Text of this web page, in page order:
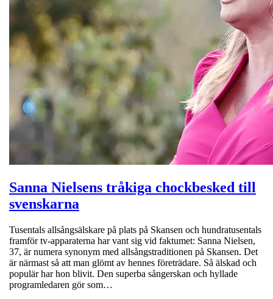
Sanna Nielsens tråkiga chockbesked till
svenskarna
Tusentals allsångsälskare på plats på Skansen och hundratusentals
framför tv-apparaterna har vant sig vid faktumet: Sanna Nielsen,
37, är numera synonym med allsångstraditionen på Skansen. Det
är närmast så att man glömt av hennes företrädare. Så älskad och
populär har hon blivit. Den superba sångerskan och hyllade
programledaren gör som…